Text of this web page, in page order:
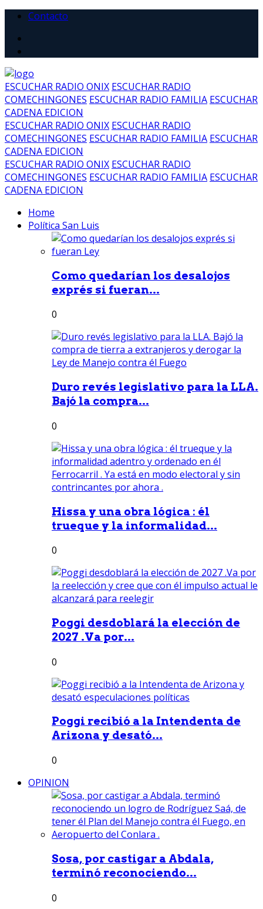
Contacto
ESCUCHAR RADIO ONIX ESCUCHAR RADIO
COMECHINGONES ESCUCHAR RADIO FAMILIA ESCUCHAR
CADENA EDICION
ESCUCHAR RADIO ONIX ESCUCHAR RADIO
COMECHINGONES ESCUCHAR RADIO FAMILIA ESCUCHAR
CADENA EDICION
ESCUCHAR RADIO ONIX ESCUCHAR RADIO
COMECHINGONES ESCUCHAR RADIO FAMILIA ESCUCHAR
CADENA EDICION
Home
Política San Luis
Como quedarían los desalojos
exprés si fueran...
0
Duro revés legislativo para la LLA.
Bajó la compra...
0
Hissa y una obra lógica : él
trueque y la informalidad...
0
Poggi desdoblará la elección de
2027 .Va por...
0
Poggi recibió a la Intendenta de
Arizona y desató...
0
OPINION
Sosa, por castigar a Abdala,
terminó reconociendo...
0